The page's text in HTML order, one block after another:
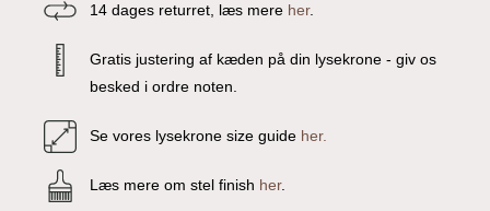
14 dages returret, læs mere her.
Gratis justering af kæden på din lysekrone - giv os
besked i ordre noten.
Se vores lysekrone size guide her.
Læs mere om stel finish her.